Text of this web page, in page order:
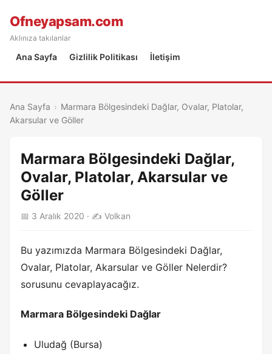
Ofneyapsam.com
Aklınıza takılanlar
Ana Sayfa Gizlilik Politikası İletişim
Ana Sayfa › Marmara Bölgesindeki Dağlar, Ovalar, Platolar,
Akarsular ve Göller
Marmara Bölgesindeki Dağlar,
Ovalar, Platolar, Akarsular ve
Göller
📅 3 Aralık 2020 · ✍️ Volkan
Bu yazımızda Marmara Bölgesindeki Dağlar,
Ovalar, Platolar, Akarsular ve Göller Nelerdir?
sorusunu cevaplayacağız.
Marmara Bölgesindeki Dağlar
Uludağ (Bursa)